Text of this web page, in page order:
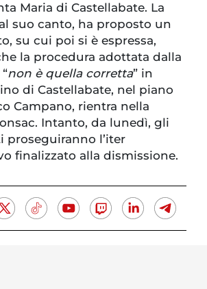
Maria di Castellabate. La
suo canto, ha proposto un
su cui poi si è espressa,
la procedura adottata dalla
non è quella corretta” in
di Castellabate, nel piano
Campano, rientra nella
Intanto, da lunedì, gli
proseguiranno l’iter
finalizzato alla dismissione.